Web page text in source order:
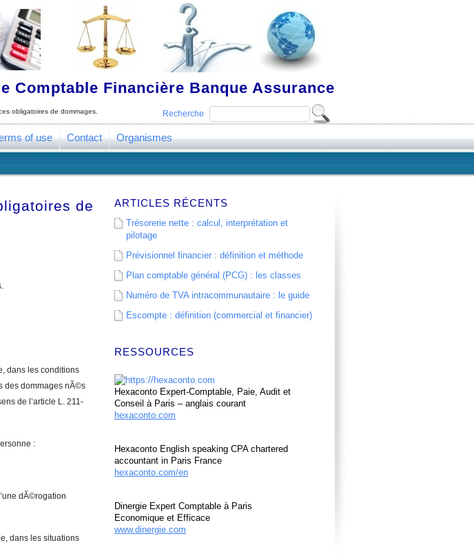
Comptable Financière Banque Assurance
Recherche
obligatoires de dommages.
of use Contact Organismes
de
dans les conditions
des dommages nÃ©s
de l’article L. 211-
:
dÃ©rogation
dans les situations
ARTICLES RÉCENTS
Trésorerie nette : calcul, interprétation et
pilotage
Prévisionnel financier : définition et méthode
Plan comptable général (PCG) : les classes
Numéro de TVA intracommunautaire : le guide
Escompte : définition (commercial et financier)
RESSOURCES
Hexaconto Expert-Comptable, Paie, Audit et
Conseil à Paris – anglais courant
hexaconto.com
Hexaconto English speaking CPA chartered
accountant in Paris France
hexaconto.com/en
Dinergie Expert Comptable à Paris
Economique et Efficace
www.dinergie.com